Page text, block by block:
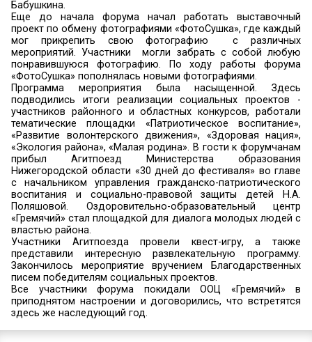
15 сентября на базе оздоровительно-
центра «Гремячий» проходил первый
молодежный форум «Вектор», участниками
учащиеся средних школ района, студенты
университета, представители Молодежной
Земском собрании, сотрудники МБУК
досугового объединения района».
Участников форума приветствовали
глава местного самоуправления Д.
управления образования И. В.
администрации Возрожденского
Бабушкина.
Еще до начала форума начал работать
проект по обмену фотографиями «ФотоСушка»,
мог прикрепить свою фотографию с
мероприятий. Участники могли забрать с
понравившуюся фотографию. По ходу
«ФотоСушка» пополнялась новыми
Программа мероприятия была
подводились итоги реализации социальных
участников районного и областных
тематические площадки «Патриотическое
«Развитие волонтерского движения»,